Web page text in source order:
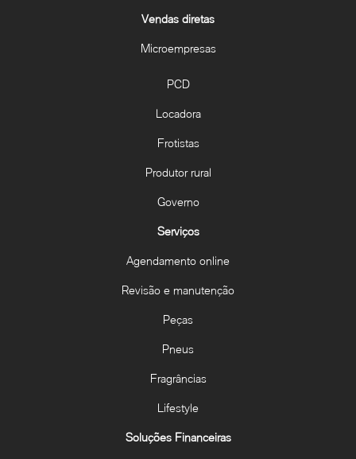
Vendas diretas
Microempresas
PCD
Locadora
Frotistas
Produtor rural
Governo
Serviços
Agendamento online
Revisão e manutenção
Peças
Pneus
Fragrâncias
Lifestyle
Soluções Financeiras